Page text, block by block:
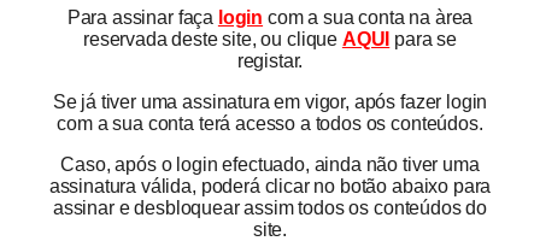
Para assinar faça login com a sua conta na àrea
reservada deste site, ou clique AQUI para se
registar.
Se já tiver uma assinatura em vigor, após fazer login
com a sua conta terá acesso a todos os conteúdos.
Caso, após o login efectuado, ainda não tiver uma
assinatura válida, poderá clicar no botão abaixo para
assinar e desbloquear assim todos os conteúdos do
site.